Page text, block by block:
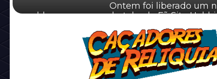
Ontem foi liberado um
emblema em nosso hotel pela Fã Site